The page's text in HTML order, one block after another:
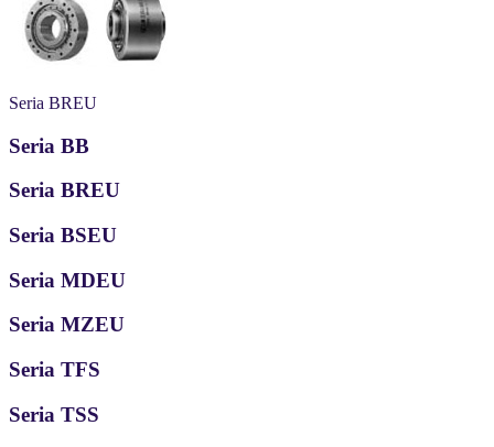
Seria BREU
Seria BB
Seria BREU
Seria BSEU
Seria MDEU
Seria MZEU
Seria TFS
Seria TSS